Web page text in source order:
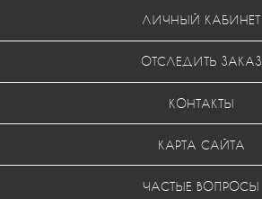
ЛИЧНЫЙ КАБИНЕТ
ОТСЛЕДИТЬ ЗАКАЗ
КОНТАКТЫ
КАРТА САЙТА
ЧАСТЫЕ ВОПРОСЫ